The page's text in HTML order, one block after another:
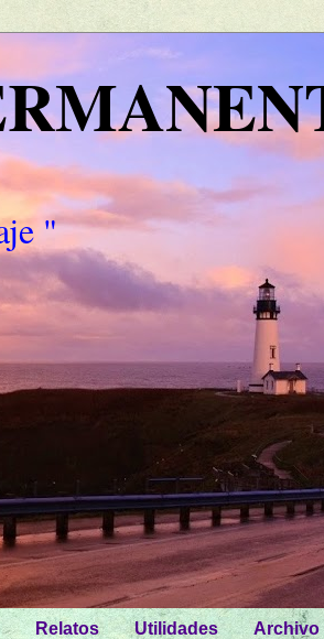
"
Relatos Utilidades Archivo